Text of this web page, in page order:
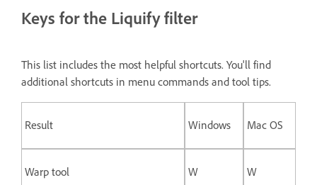
Keys for the Liquify filter
This list includes the most helpful shortcuts. You'll find
additional shortcuts in menu commands and tool tips.
Result Windows Mac OS
Warp tool W W